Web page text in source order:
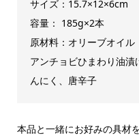
サイズ：15.7×12×6cm
容量： 185g×2本
原材料：オリーブオイル
アンチョビひまわり油
んにく、唐辛子
本品と一緒にお好みの具材